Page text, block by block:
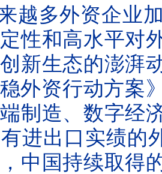
越多外资企业
性和高水平对
新生态的澎湃
外资行动方案
制造、数字经
进出口实绩的
中国持续取得